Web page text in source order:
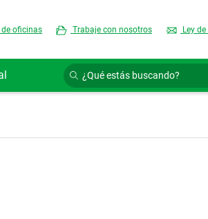
de oficinas Trabaje con nosotros Ley